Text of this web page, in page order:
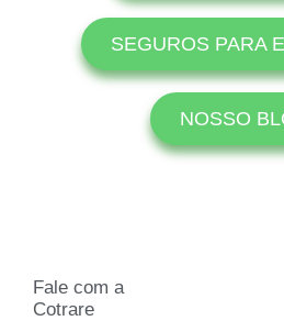
SEGUROS PARA
NOSSO
Fale com a
Cotrare